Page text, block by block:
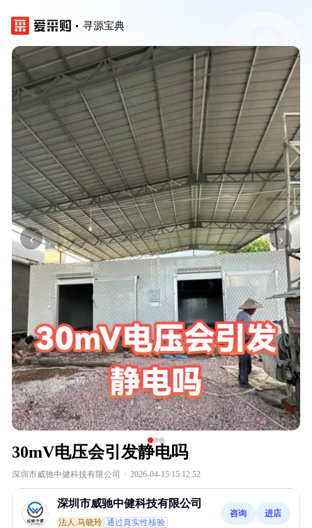
寻源宝典
‹ ›
30mV电压会引发静电吗
深圳市威驰中健科技有限公司 · 2026-04-15 15:12:52
深圳市威驰中健科技有限公司
法人:马晓玲 通过真实性核验
咨询 进店